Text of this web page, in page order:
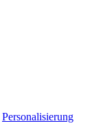
Personalisierung